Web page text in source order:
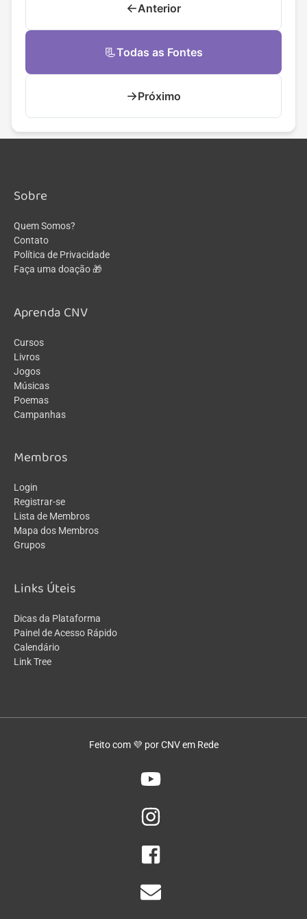
←Anterior
📃Todas as Fontes
→Próximo
Sobre
Quem Somos?
Contato
Política de Privacidade
Faça uma doação 🎁
Aprenda CNV
Cursos
Livros
Jogos
Músicas
Poemas
Campanhas
Membros
Login
Registrar-se
Lista de Membros
Mapa dos Membros
Grupos
Links Úteis
Dicas da Plataforma
Painel de Acesso Rápido
Calendário
Link Tree
Feito com 💜 por CNV em Rede